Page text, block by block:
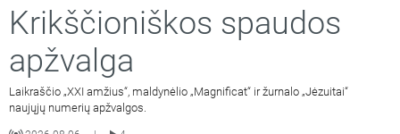
Krikščioniškos spaudos
apžvalga
Laikraščio „XXI amžius“, maldynėlio „Magnificat“ ir žurnalo „Jėzuitai“
naujųjų numerių apžvalgos.